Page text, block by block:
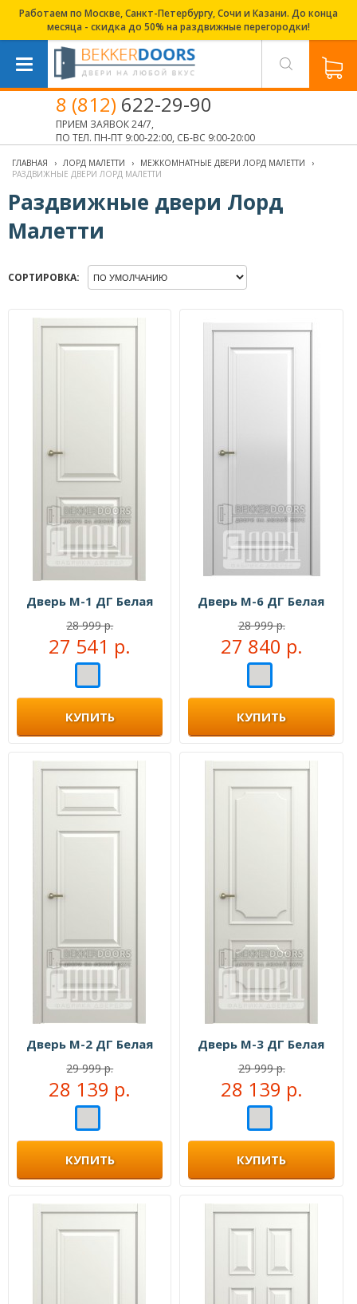
Работаем по Москве, Санкт-Петербургу, Сочи и Казани. До конца
месяца - скидка до 50% на раздвижные перегородки!
8 (812) 622-29-90
ПРИЕМ ЗАЯВОК 24/7,
ПО ТЕЛ. ПН-ПТ 9:00-22:00, СБ-ВС 9:00-20:00
ГЛАВНАЯ › ЛОРД МАЛЕТТИ › МЕЖКОМНАТНЫЕ ДВЕРИ ЛОРД МАЛЕТТИ
›
РАЗДВИЖНЫЕ ДВЕРИ ЛОРД МАЛЕТТИ
Раздвижные двери Лорд
Малетти
СОРТИРОВКА:
Дверь М-1 ДГ Белая
28 999 р.
27 541 р.
КУПИТЬ
Дверь М-6 ДГ Белая
28 999 р.
27 840 р.
КУПИТЬ
Дверь М-2 ДГ Белая
29 999 р.
28 139 р.
КУПИТЬ
Дверь М-3 ДГ Белая
29 999 р.
28 139 р.
КУПИТЬ